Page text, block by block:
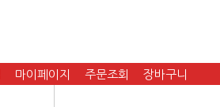
마이페이지 주문조회 장바구니